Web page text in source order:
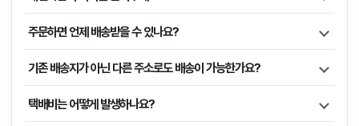
주문하면 언제 배송받을 수 있나요?
기존 배송지가 아닌 다른 주소로도 배송이 가능한가요?
택배비는 어떻게 발생하나요?